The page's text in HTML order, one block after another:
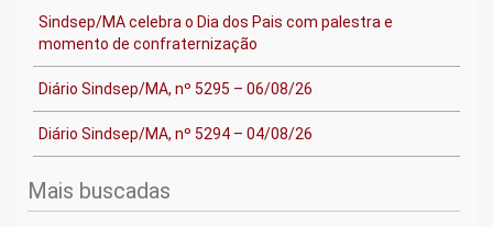
Sindsep/MA celebra o Dia dos Pais com palestra e
momento de confraternização
Diário Sindsep/MA, nº 5295 – 06/08/26
Diário Sindsep/MA, nº 5294 – 04/08/26
Mais buscadas